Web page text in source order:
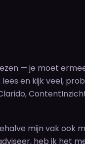
— je moet
en kijk veel,
mijn vak ook
heb ik het